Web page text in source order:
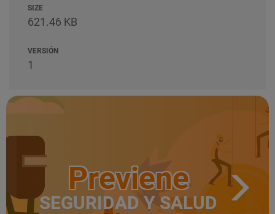
SIZE
621.46 KB
VERSIÓN
1
Previene
SEGURIDAD Y SALUD